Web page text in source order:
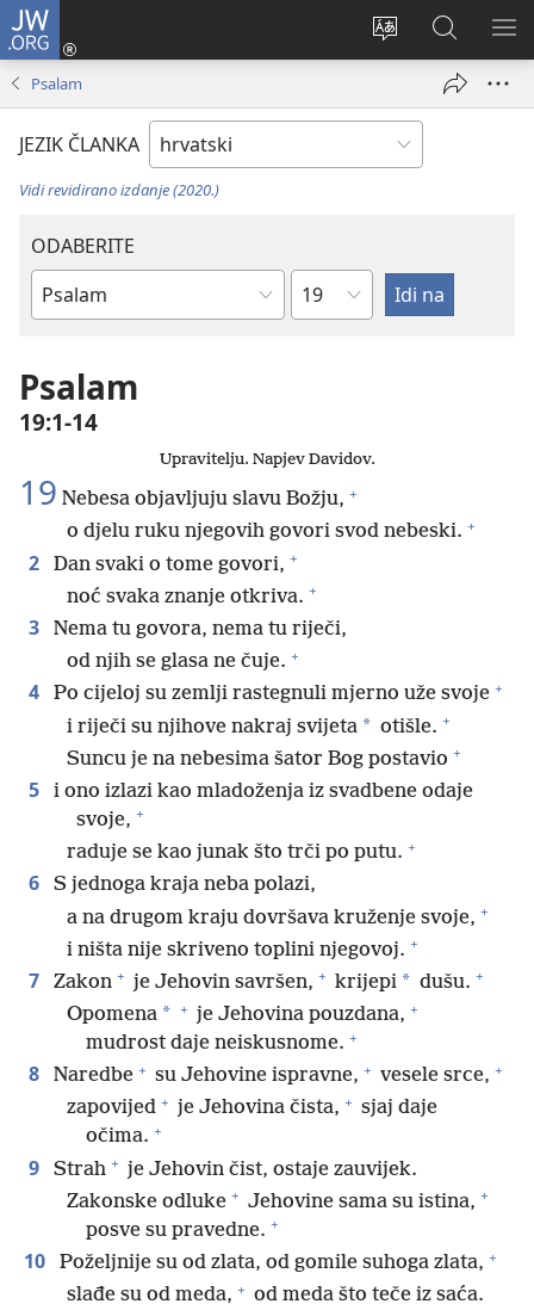
JW.ORG
Promijeni
Prijava
(otvara
prozor)
JW.ORG
|
Pretraga
Psalam
JEZIK ČLANKA
Vidi revidirano izdanje (2020.)
ODABERITE
Biblijska
Poglavlje
Psalam
19:1-14
Upravitelju. Napjev Davidov.
19 Nebesa objavljuju slavu Božju, +
o djelu ruku njegovih govori svod nebeski. +
2 Dan svaki o tome govori, +
noć svaka znanje otkriva. +
3
Nema tu govora, nema tu riječi,
od njih se glasa ne čuje. +
4 Po cijeloj su zemlji rastegnuli mjerno uže svoje +
i riječi su njihove nakraj svijeta * otišle. +
Suncu je na nebesima šator Bog postavio +
5
i ono izlazi kao mladoženja iz svadbene odaje
svoje, +
raduje se kao junak što trči po putu. +
6
S jednoga kraja neba polazi,
a na drugom kraju dovršava kruženje svoje, +
i ništa nije skriveno toplini njegovoj. +
7 Zakon + je Jehovin savršen, + krijepi * dušu. +
Opomena * + je Jehovina pouzdana, +
mudrost daje neiskusnome. +
8 Naredbe + su Jehovine ispravne, + vesele srce, +
zapovijed + je Jehovina čista, + sjaj daje
očima. +
9 Strah + je Jehovin čist, ostaje zauvijek.
Zakonske odluke + Jehovine sama su istina, +
posve su pravedne. +
10 Poželjnije su od zlata, od gomile suhoga zlata, +
slađe su od meda, + od meda što teče iz saća.